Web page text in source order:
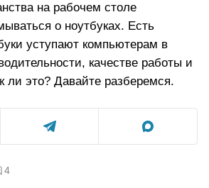
на рабочем столе
о ноутбуках. Есть
уступают компьютерам в
качестве работы и
ли это? Давайте разберемся.
4